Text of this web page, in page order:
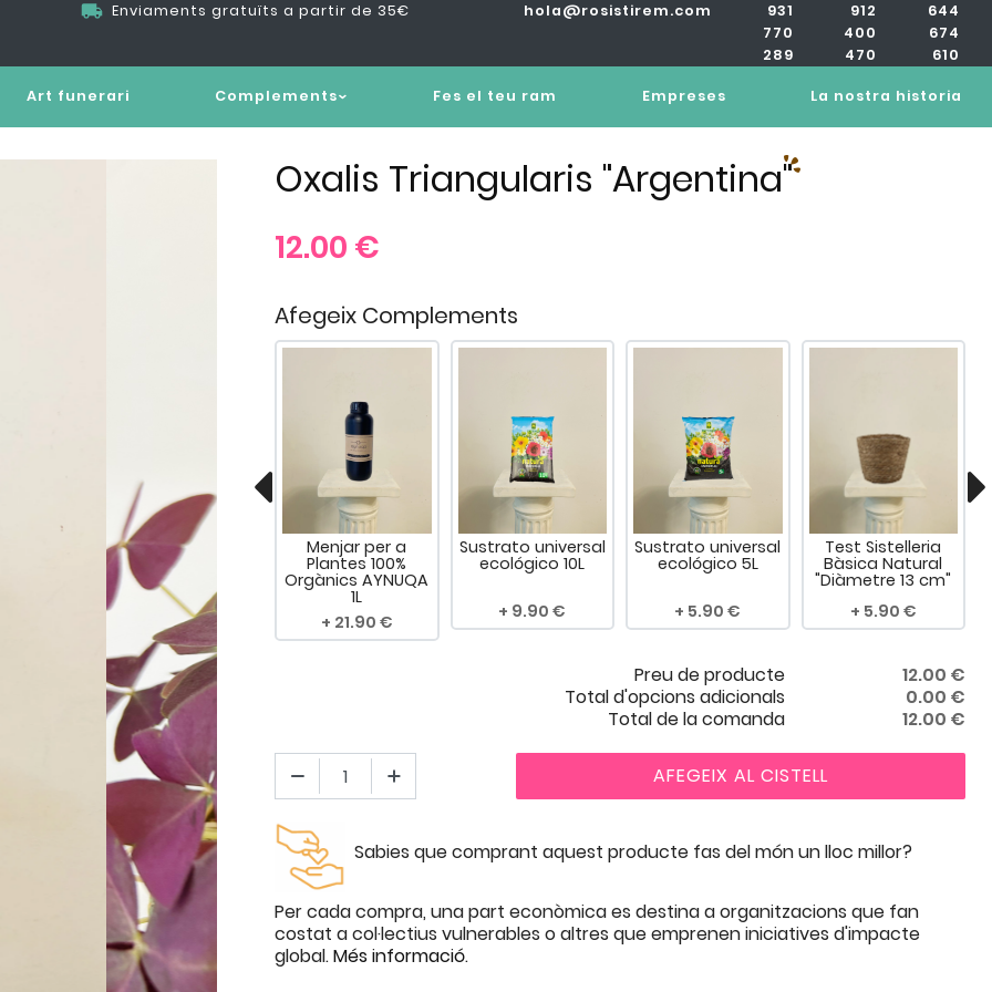
Enviaments gratuïts a partir de 35€ hola@rosistirem.com
931
770
289
912
400
470
644
674
610
Art funerari Complements Fes el teu ram Empreses La nostra historia
Oxalis Triangularis "Argentina"
12.00 €
Afegeix Complements
Rosa
de 300
Dedicatòria
4.90
Menjar per a
Plantes 100%
Orgànics AYNUQA
1L
21.90
Sustrato universal
ecológico 10L
9.90
Sustrato universal
ecológico 5L
5.90
Test Sistelleria
Bàsica Natural
"Diàmetre 13 cm"
5.90
Preu de producte 12.00 €
Total d'opcions adicionals
0.00 €
Total de la comanda
12.00 €
AFEGEIX AL CISTELL
Sabies que comprant aquest producte fas del món un lloc millor?
Per cada compra, una part econòmica es destina a organitzacions que fan
costat a col·lectius vulnerables o altres que emprenen iniciatives d'impacte
global.Més informació.